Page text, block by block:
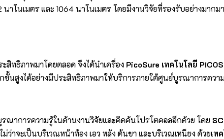
โนเมตร และ 1064 นาโนเมตร โดยมีงานวิจัยที่รองรับอย่างมาก
สิทธิภาพมาโดยตลอด จึงได้นำเครื่อง PicoSure เทคโนโลยี
ขั้นสูงได้อย่างมีประสิทธิภาพมาให้บริการภายใต้ศูนย์บูรณาการควา
ณาการความรู้ในด้านงานวิจัยและคิดค้นโปรโตคอลอีกด้วย โดย
าจะเป็นบริเวณหน้าท้อง เอว หลัง ต้นขา และบริเวณเหนียง ด้วยเท